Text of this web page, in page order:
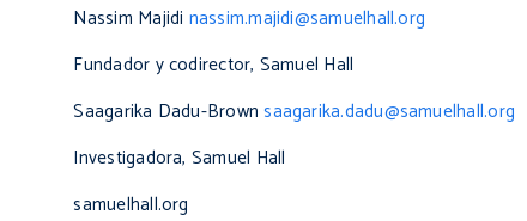
Nassim Majidi nassim.majidi@samuelhall.org
Fundador y codirector, Samuel Hall
Saagarika Dadu-Brownsaagarika.dadu@samuelhall.org
Investigadora, Samuel Hall
samuelhall.org